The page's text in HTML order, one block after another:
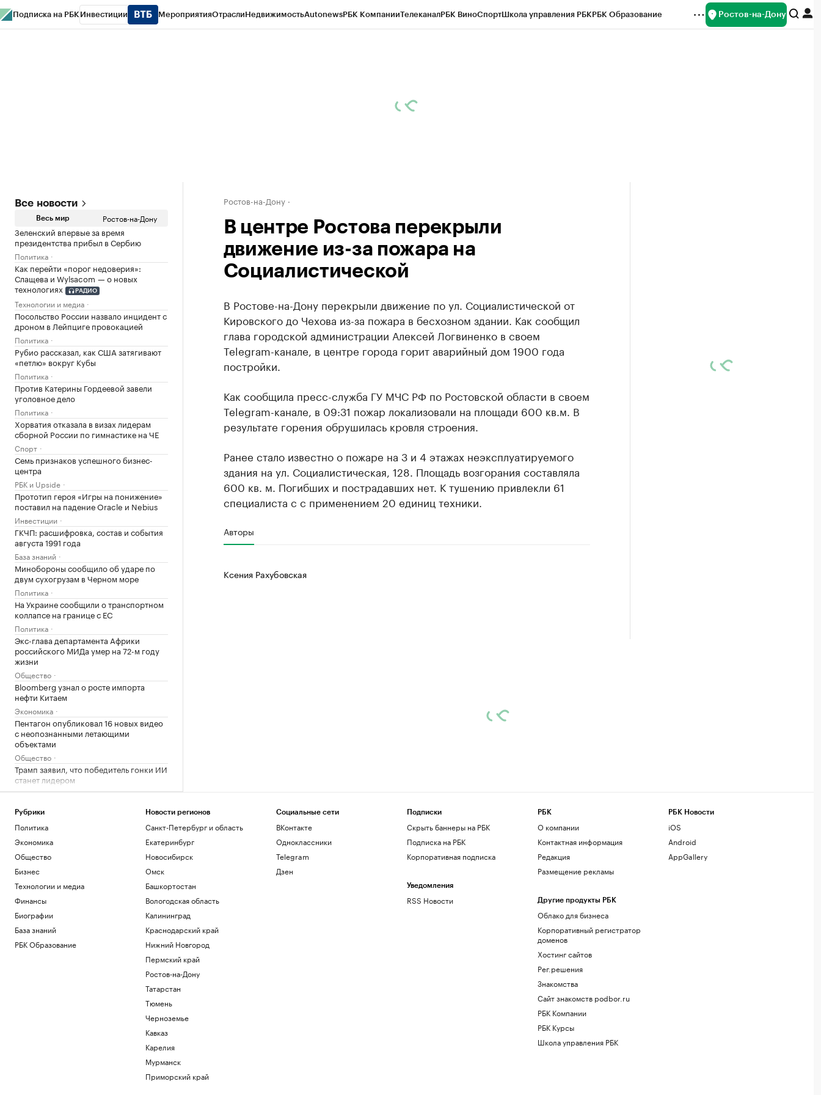
Подписка на РБК Инвестиции МероприятияОтраслиНедвижимостьAutonewsРБК КомпанииТелеканалРБК ВиноСпортШкола управления РБКРБК Образование Ростов-на-Дону
Все новости
Весь мир Ростов-на-Дону
Зеленский впервые за время
президентства прибыл в Сербию
Политика
Как перейти «порог недоверия»:
Слащева и Wylsacom — о новых
технологиях
РАДИО
Технологии и медиа
Посольство России назвало инцидент с
дроном в Лейпциге провокацией
Политика
Рубио рассказал, как США затягивают
«петлю» вокруг Кубы
Политика
Против Катерины Гордеевой завели
уголовное дело
Политика
Хорватия отказала в визах лидерам
сборной России по гимнастике на ЧЕ
Спорт
Семь признаков успешного бизнес-
центра
РБК и Upside
Прототип героя «Игры на понижение»
поставил на падение Oracle и Nebius
Инвестиции
ГКЧП: расшифровка, состав и события
августа 1991 года
База знаний
Минобороны сообщило об ударе по
двум сухогрузам в Черном море
Политика
На Украине сообщили о транспортном
коллапсе на границе с ЕС
Политика
Экс-глава департамента Африки
российского МИДа умер на 72-м году
жизни
Общество
Bloomberg узнал о росте импорта
нефти Китаем
Экономика
Пентагон опубликовал 16 новых видео
с неопознанными летающими
объектами
Общество
Трамп заявил, что победитель гонки ИИ
станет лидером
Технологии и медиа
сократить расходы
Общество
Когда ВС России отменяет наказание
для пьяных за рулем. Список
исключений
Авто
Объем параллельного импорта в
Россию сократился на 23% за полгода
Экономика
Суд Петербурга вынес приговор экс-
главе НИИ вакцин и сывороток Трухину
Общество
В каких регионах ослабили меры по
бензину. Карта и актуальная ситуация
Ростов-на-Дону
В центре Ростова перекрыли
движение из-за пожара на
Социалистической
В Ростове-на-Дону перекрыли движение по ул. Социалистической от
Кировского до Чехова из-за пожара в бесхозном здании. Как сообщил
глава городской администрации Алексей Логвиненко в своем
Telegram-канале, в центре города горит аварийный дом 1900 года
постройки.
Как сообщила пресс-служба ГУ МЧС РФ по Ростовской области в своем
Telegram-канале, в 09:31 пожар локализовали на площади 600 кв.м. В
результате горения обрушилась кровля строения.
Ранее стало известно о пожаре на 3 и 4 этажах неэксплуатируемого
здания на ул. Социалистическая, 128. Площадь возгорания составляла
600 кв. м. Погибших и пострадавших нет. К тушению привлекли 61
специалиста с с применением 20 единиц техники.
Авторы
Ксения Рахубовская
Рубрики
Политика
Экономика
Общество
Бизнес
Технологии и медиа
Финансы
Биографии
База знаний
РБК Образование
Новости регионов
Санкт-Петербург и область
Екатеринбург
Новосибирск
Омск
Башкортостан
Вологодская область
Калининград
Краснодарский край
Нижний Новгород
Пермский край
Ростов-на-Дону
Татарстан
Тюмень
Черноземье
Кавказ
Карелия
Мурманск
Приморский край
Социальные сети
ВКонтакте
Одноклассники
Telegram
Дзен
Подписки
Скрыть баннеры на РБК
Подписка на РБК
Корпоративная подписка
Уведомления
RSS Новости
РБК
О компании
Контактная информация
Редакция
Размещение рекламы
Другие продукты РБК
Облако для бизнеса
Корпоративный регистратор
доменов
Хостинг сайтов
Рег.решения
Знакомства
Сайт знакомств podbor.ru
РБК Компании
РБК Курсы
Школа управления РБК
РБК Новости
iOS
Android
AppGallery